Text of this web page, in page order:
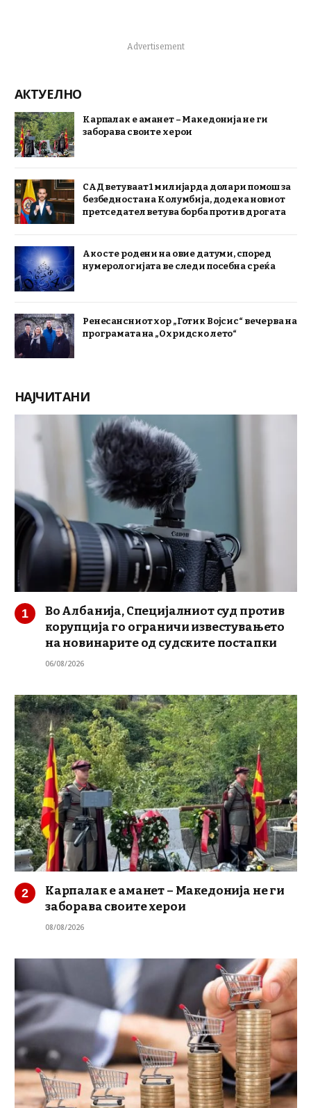
Advertisement
АКТУЕЛНО
Карпалак е аманет – Македонија не ги
заборава своите херои
САД ветуваат 1 милијарда долари помош за
безбедноста на Колумбија, додека новиот
претседател ветува борба против дрогата
Ако сте родени на овие датуми, според
нумерологијата ве следи посебна среќа
Ренесансниот хор „Готик Војсис“ вечерва на
програмата на „Охридско лето“
НАЈЧИТАНИ
Во Албанија, Специјалниот суд против
корупција го ограничи известувањето
на новинарите од судските постапки
06/08/2026
Карпалак е аманет – Македонија не ги
заборава своите херои
08/08/2026